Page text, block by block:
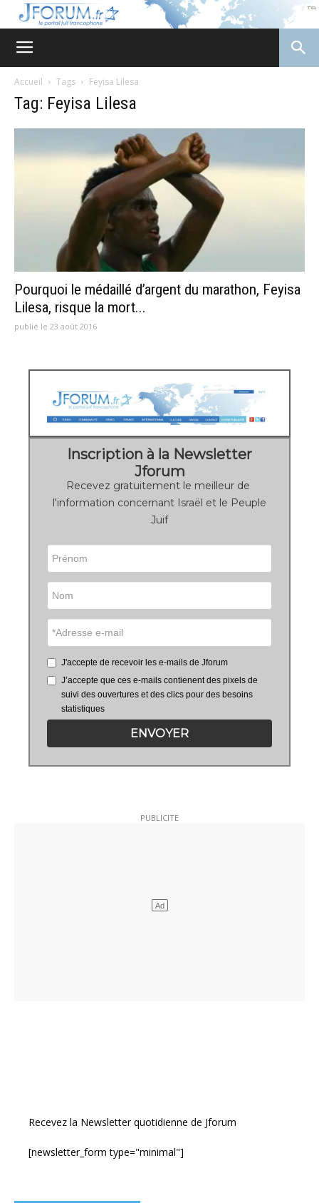
Accueil Tags Feyisa Lilesa
Tag: Feyisa Lilesa
Pourquoi le médaillé d’argent du marathon, Feyisa
Lilesa, risque la mort...
publié le 23 août 2016
Inscription à la Newsletter
Jforum
Recevez gratuitement le meilleur de
l'information concernant Israël et le Peuple
Juif
J'accepte de recevoir les e-mails de Jforum
J’accepte que ces e-mails contienent des pixels de
suivi des ouvertures et des clics pour des besoins
statistiques
ENVOYER
Recevez la Newsletter quotidienne de Jforum
[newsletter_form type="minimal"]